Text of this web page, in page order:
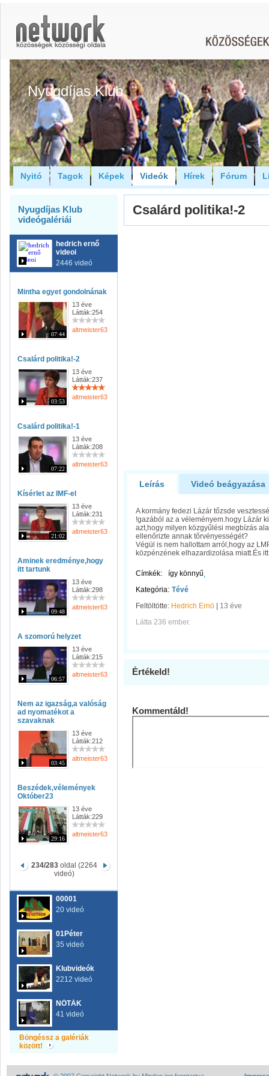
Nyugdíjas Klub
Nyitó Tagok Képek Videók Hírek Fórum
Nyugdíjas Klub
videógalériái
hedrich ernő
videoi
2446 videó
Mintha egyet gondolnának
07:44
13 éve
Látták:254
altmeister63
Csalárd politika!-2
03:53
13 éve
Látták:237
altmeister63
Csalárd politika!-1
07:22
13 éve
Látták:208
altmeister63
Kísérlet az IMF-el
21:02
13 éve
Látták:231
altmeister63
Aminek eredménye,hogy
itt tartunk
09:48
13 éve
Látták:298
altmeister63
A szomorú helyzet
06:57
13 éve
Látták:215
altmeister63
Nem az igazság,a valóság
ad nyomatékot a
szavaknak
03:45
13 éve
Látták:212
altmeister63
Beszédek,vélemények
Október23
29:16
13 éve
Látták:229
altmeister63
234/283 oldal (2264
videó)
00001
20 videó
01Péter
35 videó
Klubvideók
2212 videó
NÓTÁK
41 videó
Böngéssz a galériák
között!
Csalárd politika!-2
Leírás Videó beágyazása
A kormány fedezi Lázár tőzsde
!gazából az a véleményem.hogy Lázár
azt,hogy milyen közgyűlési megbízás
ellenőrizte annak tőrvényességét?
Végül is nem hallottam arról,hogy az
közpénzének elhazardizolása miatt.És
Címkék:
így könnyű
Kategória: Tévé
Feltöltötte: Hedrich Ernö
13 éve
Látta 236 ember.
Értékeld!
Kommentáld!